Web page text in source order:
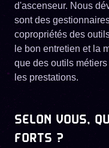
d'ascenseur. Nous
sont des
copropriétés des
le bon entretien et la
que des outils
les prestations.
SELON VOUS,
FORTS ?